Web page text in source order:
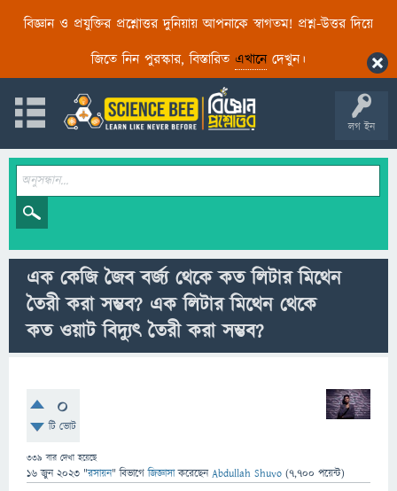
বিজ্ঞান ও প্রযুক্তির প্রশ্নোত্তর দুনিয়ায় আপনাকে স্বাগতম! প্রশ্ন-উত্তর দিয়ে
জিতে নিন পুরস্কার, বিস্তারিত এখানেদেখুন।
লগ ইন
এক কেজি জৈব বর্জ্য থেকে কত লিটার মিথেন
তৈরী করা সম্ভব? এক লিটার মিথেন থেকে
কত ওয়াট বিদ্যুৎ তৈরী করা সম্ভব?
0
টি ভোট
339 বার দেখা হয়েছে
16 জুন 2023 "রসায়ন" বিভাগে জিজ্ঞাসাকরেছেনAbdullah Shuvo (7,700 পয়েন্ট)